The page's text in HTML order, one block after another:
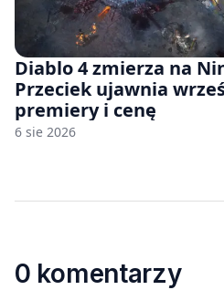
Diablo 4 zmierza na
Przeciek ujawnia
premiery i cenę
6 sie 2026
0 komentarzy